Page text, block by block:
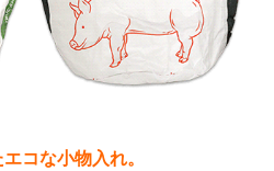
コな小物入れ。